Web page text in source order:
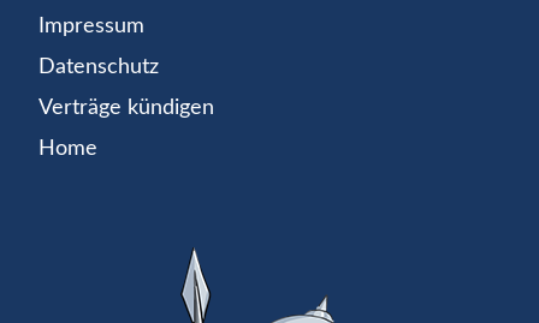
Impressum
Datenschutz
Verträge kündigen
Home